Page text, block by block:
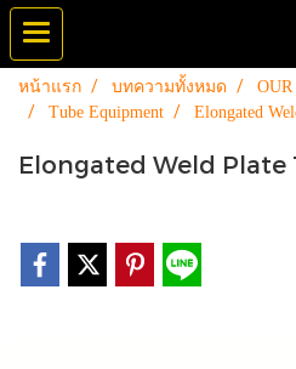
หน้าแรก บทความทั้งหมด
OUR
Tube Equipment
Elongated
Elongated Weld Plate